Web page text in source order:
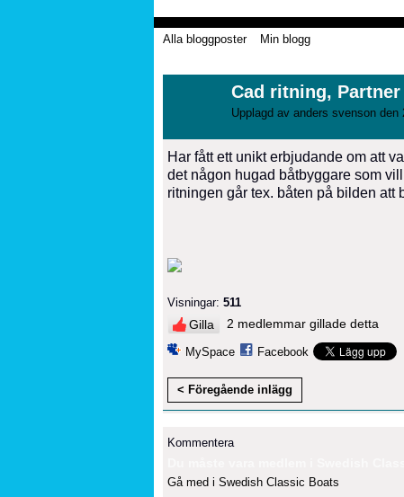
Alla bloggposter Min blogg
Cad ritning, Partner
Upplagd av anders svenson den
Har fått ett unikt erbjudande om att
det någon hugad båtbyggare som
ritningen går tex. båten på bilden att
Visningar: 511
Gilla 2 medlemmar gillade detta
MySpace Facebook
< Föregående inlägg
Kommentera
Gå med i Swedish Classic Boats